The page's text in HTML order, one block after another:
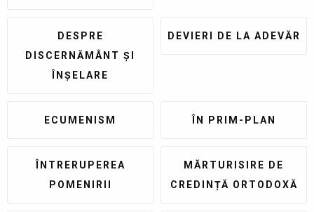
DESPRE
DISCERNĂMÂNT ȘI
ÎNȘELARE
DEVIERI DE LA ADEVĂR
ECUMENISM ÎN PRIM-PLAN
ÎNTRERUPEREA
POMENIRII
MĂRTURISIRE DE
CREDINȚĂ ORTODOXĂ